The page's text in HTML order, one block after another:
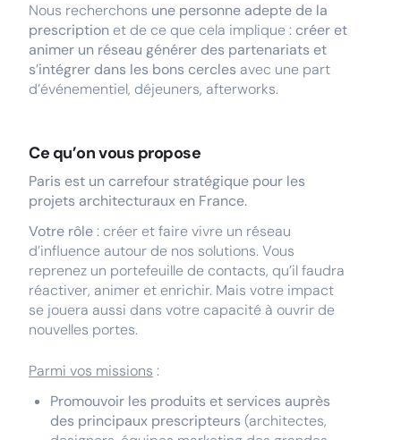
Nous recherchons une personne adepte de la
prescription et de ce que cela implique : créer et
animer un réseau générer des partenariats et
s’intégrer dans les bons cercles avec une part
d’événementiel, déjeuners, afterworks.
Ce qu’on vous propose
Paris est un carrefour stratégique pour les
projets architecturaux en France.
Votre rôle: créer et faire vivre un réseau
d’influence autour de nos solutions. Vous
reprenez un portefeuille de contacts, qu’il faudra
réactiver, animer et enrichir. Mais votre impact
se jouera aussi dans votre capacité à ouvrir de
nouvelles portes.
Parmi vos missions :
Promouvoir les produits et services auprès
des principaux prescripteurs (architectes,